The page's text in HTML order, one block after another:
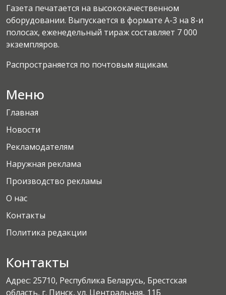
Газета печатается на высококачественном
оборудовании. Выпускается в формате А-3 на 8-и
полосах, еженедельный тираж составляет 7 000
экземпляров.
Распространяется по почтовым ящикам.
Меню
Главная
Новости
Рекламодателям
Наружная реклама
Производство рекламы
О нас
Контакты
Политика редакции
Контакты
Адрес: 25710, Республика Беларусь, Брестская
область, г. Пинск, ул. Центральная, 11Б